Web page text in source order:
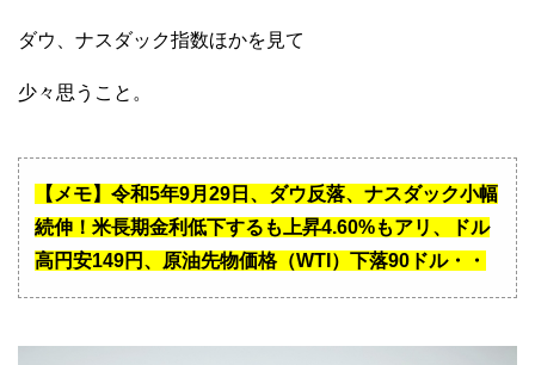
ダウ、ナスダック指数ほかを見て
少々思うこと。
【メモ】令和5年9月29日、ダウ反落、ナスダック小幅
続伸！米長期金利低下するも上昇4.60%もアリ、ドル
高円安149円、原油先物価格（WTI）下落90ドル・・